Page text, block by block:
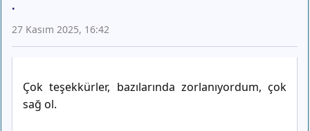
.
27 Kasım 2025, 16:42
Çok teşekkürler, bazılarında zorlanıyordum, çok
sağ ol.